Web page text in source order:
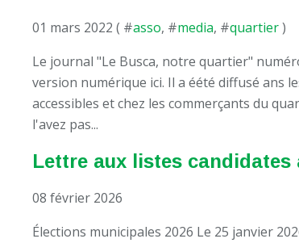
01 mars 2022 ( #asso, #media, #quartier)
Le journal "Le Busca, notre quartier"
version numérique ici. Il a éété diffusé ans
accessibles et chez les commerçants du
l'avez pas...
Lettre aux listes candidates
08 février 2026
Élections municipales 2026 Le 25 janvier